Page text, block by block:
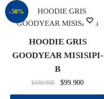
-50%
HOODIE GRIS
GOODYEAR MISISIPI-
B
$199.900 $99.900